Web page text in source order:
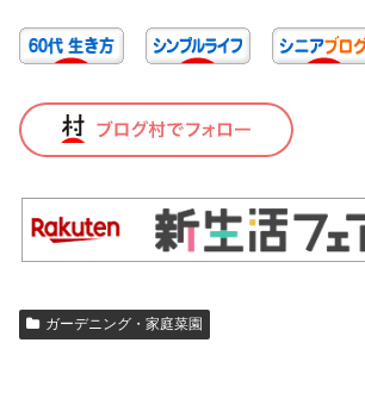
ガーデニング・家庭菜園